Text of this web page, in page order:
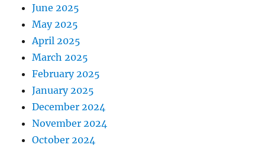
June 2025
May 2025
April 2025
March 2025
February 2025
January 2025
December 2024
November 2024
October 2024